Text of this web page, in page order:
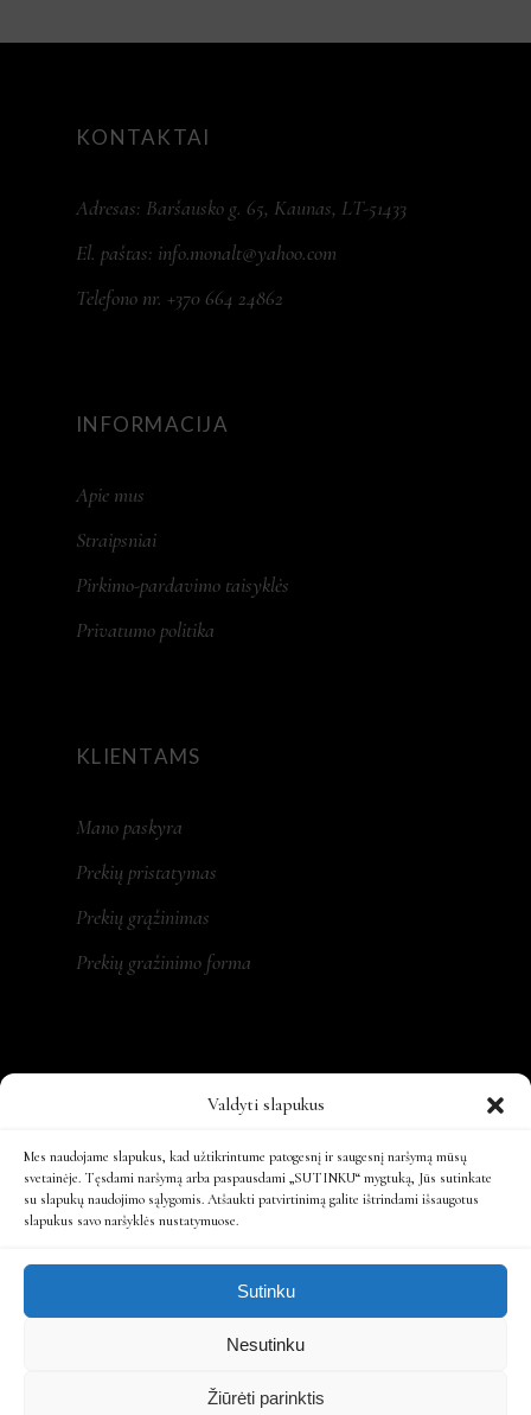
Valdyti slapukus
Mes naudojame slapukus, kad užtikrintume patogesnį ir saugesnį naršymą mūsų
svetainėje. Tęsdami naršymą arba paspausdami „SUTINKU“ mygtuką, Jūs sutinkate
su slapukų naudojimo sąlygomis. Atšaukti patvirtinimą galite ištrindami išsaugotus
slapukus savo naršyklės nustatymuose.
Sutinku
Nesutinku
Žiūrėti parinktis
KONTAKTAI
Adresas: Baršausko g. 65, Kaunas, LT-51433
El. paštas: info.monalt@yahoo.com
Telefono nr. +370 664 24862
INFORMACIJA
Apie mus
Straipsniai
Pirkimo-pardavimo taisyklės
Privatumo politika
KLIENTAMS
Mano paskyra
Prekių pristatymas
Prekių grąžinimas
Prekių gražinimo forma
MONA LT, MB
Įm. kodas: 305479931